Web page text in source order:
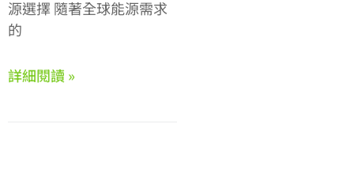
源選擇 隨著全球能源需求
的
詳細閱讀 »